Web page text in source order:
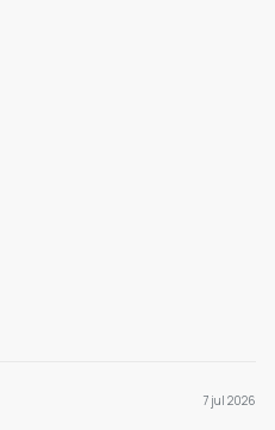
7 jul 2026